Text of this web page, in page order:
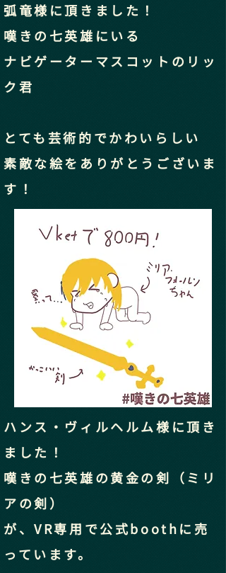
弧竜様に頂きました！
嘆きの七英雄にいる
ナビゲーターマスコットのリッ
ク君
とても芸術的でかわいらしい
​素敵な絵をありがとうございま
す！
ハンス・ヴィルヘルム様に頂き
ました！
嘆きの七英雄の黄金の剣（ミリ
アの剣）
​が、VR専用で公式boothに売
っています。